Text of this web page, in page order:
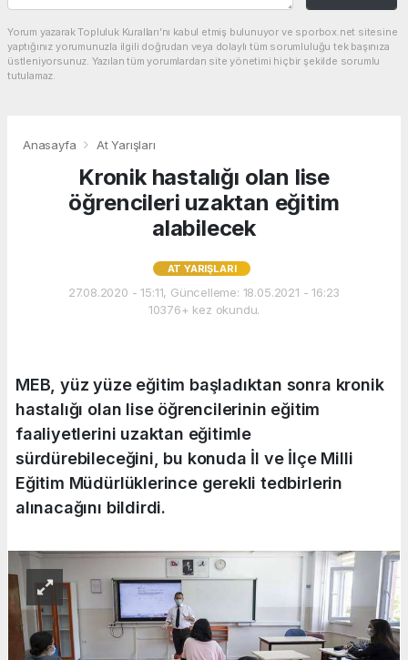
Yorum yazarak Topluluk Kuralları’nı kabul etmiş bulunuyor ve sporbox.net sitesine
yaptığınız yorumunuzla ilgili doğrudan veya dolaylı tüm sorumluluğu tek başınıza
üstleniyorsunuz. Yazılan tüm yorumlardan site yönetimi hiçbir şekilde sorumlu
tutulamaz.
Anasayfa At Yarışları
Kronik hastalığı olan lise
öğrencileri uzaktan eğitim
alabilecek
AT YARIŞLARI
27.08.2020 - 15:11, Güncelleme: 18.05.2021 - 16:23
10376+ kez okundu.
MEB, yüz yüze eğitim başladıktan sonra kronik
hastalığı olan lise öğrencilerinin eğitim
faaliyetlerini uzaktan eğitimle
sürdürebileceğini, bu konuda İl ve İlçe Milli
Eğitim Müdürlüklerince gerekli tedbirlerin
alınacağını bildirdi.